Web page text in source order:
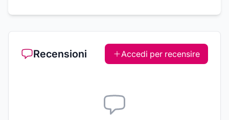
Recensioni Accedi per recensire